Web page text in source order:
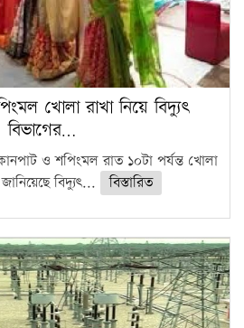
খোলা রাখা নিয়ে বিদ্যুৎ
বিভাগের…
ও শপিংমল রাত ১০টা পর্যন্ত খোলা
বিদ্যুৎ...
বিস্তারিত